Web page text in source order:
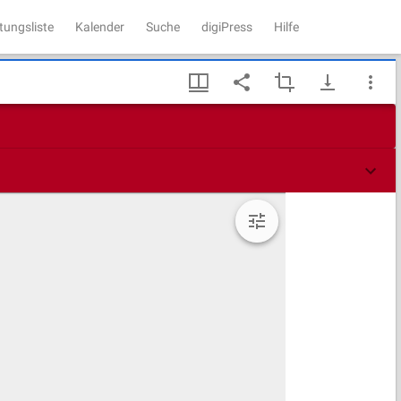
Kalender Suche digiPress Hilfe